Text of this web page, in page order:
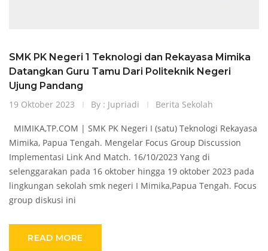
SMK PK Negeri 1 Teknologi dan Rekayasa Mimika
Datangkan Guru Tamu Dari Politeknik Negeri
Ujung Pandang
19 Oktober 2023
By : Jupriadi Berita Sekolah
MIMIKA,TP.COM | SMK PK Negeri I (satu) Teknologi Rekayasa
Mimika, Papua Tengah. Mengelar Focus Group Discussion
Implementasi Link And Match. 16/10/2023 Yang di
selenggarakan pada 16 oktober hingga 19 oktober 2023 pada
lingkungan sekolah smk negeri I Mimika,Papua Tengah. Focus
group diskusi ini
READ MORE